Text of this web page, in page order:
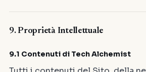
9. Proprietà Intellettuale
9.1 Contenuti di Tech Alchemist